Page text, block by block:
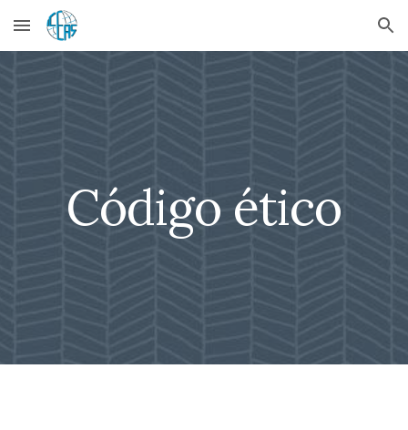
Skip to main content Skip to navigation
Código ético